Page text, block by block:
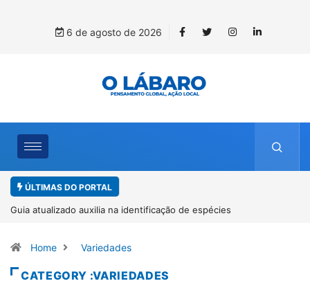
6 de agosto de 2026
ÚLTIMAS DO PORTAL
Kinross inicia rastreamento digital de 10 mil mudas usadas na
Home Variedades
CATEGORY :VARIEDADES